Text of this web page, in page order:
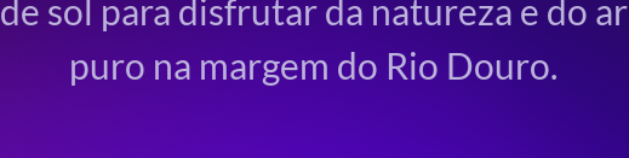
de sol para disfrutar da natureza e do ar
puro na margem do Rio Douro.